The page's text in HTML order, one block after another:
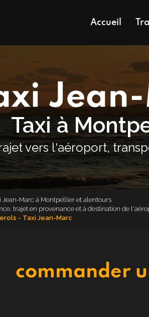
Accueil
Taxi à
vers l'aéroport,
Jean-Marc à Montpellier et alentours
trajet en provenance et à destination de
- Taxi Jean-Marc
commander